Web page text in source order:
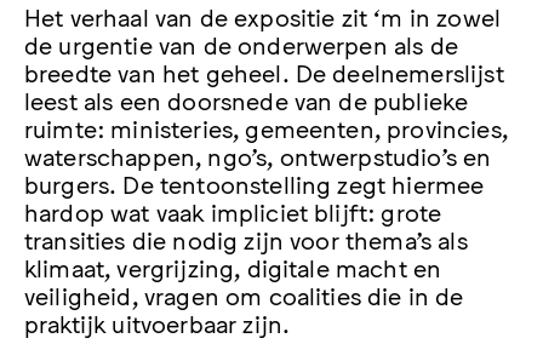
Het verhaal van de expositie zit ‘m in zowel
de urgentie van de onderwerpen als de
breedte van het geheel. De deelnemerslijst
leest als een doorsnede van de publieke
ruimte: ministeries, gemeenten, provincies,
waterschappen, ngo’s, ontwerpstudio’s en
burgers. De tentoonstelling zegt hiermee
hardop wat vaak impliciet blijft: grote
transities die nodig zijn voor thema’s als
klimaat, vergrijzing, digitale macht en
veiligheid, vragen om coalities die in de
praktijk uitvoerbaar zijn.